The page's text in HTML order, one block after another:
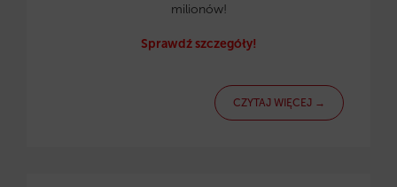
milionów!
Sprawdź szczegóły!
CZYTAJ WIĘCEJ →